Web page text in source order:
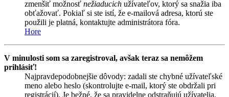
zmenšiť možnosť nežiaducich užívateľov, ktorý sa snažia iba
obťažovať. Pokiaľ si ste istí, že e-mailová adresa, ktorú ste
použili je platná, kontaktujte administrátora fóra.
Hore
V minulosti som sa zaregistroval, avšak teraz sa nemôžem
prihlásiť!
Najpravdepodobnejšie dôvody: zadali ste chybné užívateľské
meno alebo heslo (skontrolujte e-mail, ktorý ste obdržali pri
registrácií). Je bežné, že sa pravidelne odstraňujú užívatelia,